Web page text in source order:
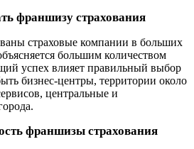
франшизу страхования
страховые компании в больших
большим количеством
успех влияет правильный выбор
бизнес-центры, территории около
центральные и
франшизы страхования